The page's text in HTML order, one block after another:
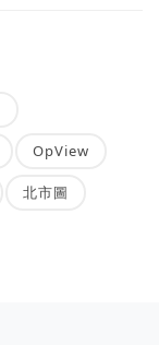
OpView
北市圖